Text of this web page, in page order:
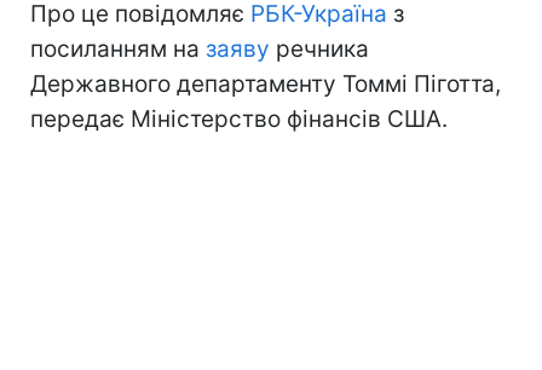
Про це повідомляє РБК-Україна з
посиланням на заяву речника
Державного департаменту Томмі Піготта,
передає Міністерство фінансів США.